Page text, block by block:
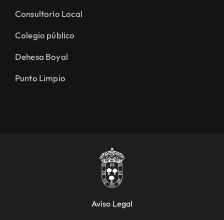
Consultorio Local
Colegio público
Dehesa Boyal
Punto Limpio
Aviso Legal